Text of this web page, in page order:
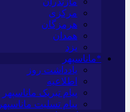
مرکزی
هرمزگان
همدان
یزد
*ماناسپهر
یادداشت روز
اطلاعیه
پیام تبریک ماناسپهر
پیام تسلیت ماناسپهر